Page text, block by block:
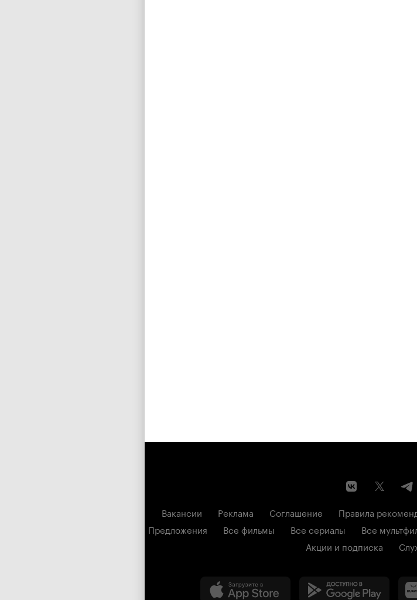
Вакансии Реклама Соглашение Правила
Предложения
Все фильмы Все сериалы Все
Акции и подписка